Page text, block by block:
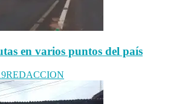
en varios puntos del país
REDACCION